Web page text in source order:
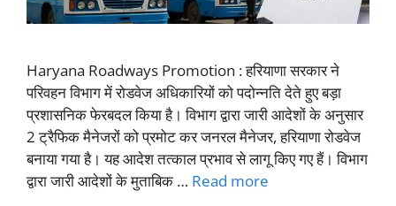
Haryana Roadways Promotion : हरियाणा सरकार ने
परिवहन विभाग में रोडवेज अधिकारियों को पदोन्नति देते हुए बड़ा
प्रशासनिक फेरबदल किया है। विभाग द्वारा जारी आदेशों के अनुसार
2 ट्रैफिक मैनेजरों को प्रमोट कर जनरल मैनेजर, हरियाणा रोडवेज
बनाया गया है। यह आदेश तत्काल प्रभाव से लागू किए गए हैं। विभाग
द्वारा जारी आदेशों के मुताबिक … Read more